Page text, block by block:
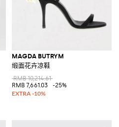
MAGDA BUTRYM
缎面花卉凉鞋
RMB 10,214.61
RMB 7,661.03
-25%